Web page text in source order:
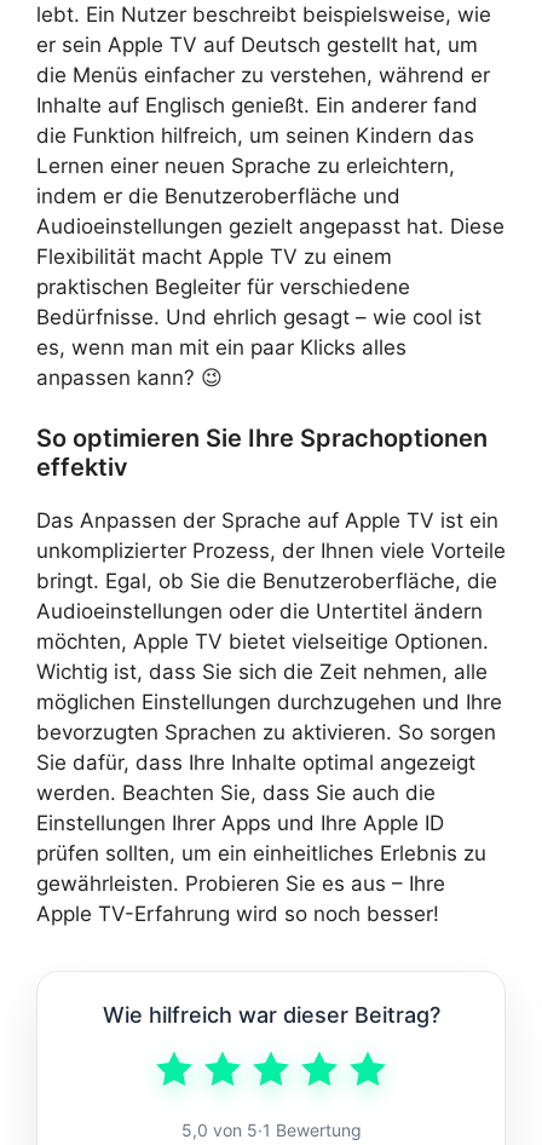
lebt. Ein Nutzer beschreibt beispielsweise, wie
er sein Apple TV auf Deutsch gestellt hat, um
die Menüs einfacher zu verstehen, während er
Inhalte auf Englisch genießt. Ein anderer fand
die Funktion hilfreich, um seinen Kindern das
Lernen einer neuen Sprache zu erleichtern,
indem er die Benutzeroberfläche und
Audioeinstellungen gezielt angepasst hat. Diese
Flexibilität macht Apple TV zu einem
praktischen Begleiter für verschiedene
Bedürfnisse. Und ehrlich gesagt – wie cool ist
es, wenn man mit ein paar Klicks alles
anpassen kann? 😉
So optimieren Sie Ihre Sprachoptionen
effektiv
Das Anpassen der Sprache auf Apple TV ist ein
unkomplizierter Prozess, der Ihnen viele Vorteile
bringt. Egal, ob Sie die Benutzeroberfläche, die
Audioeinstellungen oder die Untertitel ändern
möchten, Apple TV bietet vielseitige Optionen.
Wichtig ist, dass Sie sich die Zeit nehmen, alle
möglichen Einstellungen durchzugehen und Ihre
bevorzugten Sprachen zu aktivieren. So sorgen
Sie dafür, dass Ihre Inhalte optimal angezeigt
werden. Beachten Sie, dass Sie auch die
Einstellungen Ihrer Apps und Ihre Apple ID
prüfen sollten, um ein einheitliches Erlebnis zu
gewährleisten. Probieren Sie es aus – Ihre
Apple TV-Erfahrung wird so noch besser!
Wie hilfreich war dieser Beitrag?
5,0 von 5·1 Bewertung